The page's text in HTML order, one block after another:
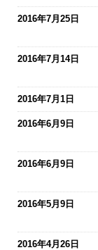
2016年7月25日
2016年7月14日
2016年7月1日
2016年6月9日
2016年6月9日
2016年5月9日
2016年4月26日